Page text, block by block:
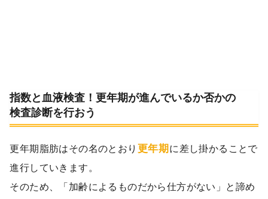
指数と血液検査！更年期が進んでいるか否かの
検査診断を行おう
更年期脂肪はその名のとおり 更年期に差し掛かることで
進行していきます。
そのため、「加齢によるものだから仕方がない」と諦め